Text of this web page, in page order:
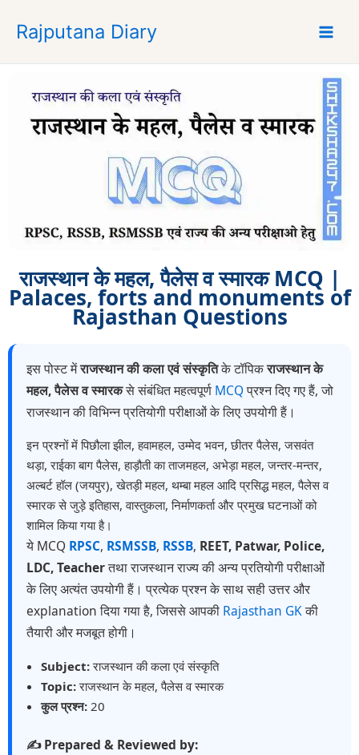
p
Rajputana Diary
राजस्थान के महल, पैलेस व स्मारक MCQ |
Palaces, forts and monuments of
Rajasthan Questions
इस पोस्ट मेंराजस्थान की कला एवं संस्कृतिके टॉपिकराजस्थान के
महल, पैलेस व स्मारकसे संबंधित महत्वपूर्ण MCQप्रश्न दिए गए हैं, जो
राजस्थान की विभिन्न प्रतियोगी परीक्षाओं के लिए उपयोगी हैं।
इन प्रश्नों में पिछौला झील, हवामहल, उम्मेद भवन, छीतर पैलेस, जसवंत
थड़ा, राईका बाग पैलेस, हाड़ौती का ताजमहल, अभेड़ा महल, जन्तर-मन्तर,
अल्बर्ट हॉल (जयपुर), खेतड़ी महल, थम्बा महल आदि प्रसिद्ध महल, पैलेस व
स्मारक से जुड़े इतिहास, वास्तुकला, निर्माणकर्ता और प्रमुख घटनाओं को
शामिल किया गया है।
ये MCQ RPSC, RSMSSB, RSSB, REET, Patwar, Police,
LDC, Teacherतथा राजस्थान राज्य की अन्य प्रतियोगी परीक्षाओं
के लिए अत्यंत उपयोगी हैं। प्रत्येक प्रश्न के साथ सही उत्तर और
explanation दिया गया है, जिससे आपकी Rajasthan GKकी
तैयारी और मजबूत होगी।
Subject:राजस्थान की कला एवं संस्कृति
Topic:राजस्थान के महल, पैलेस व स्मारक
कुल प्रश्न: 20
✍️ Prepared & Reviewed by: